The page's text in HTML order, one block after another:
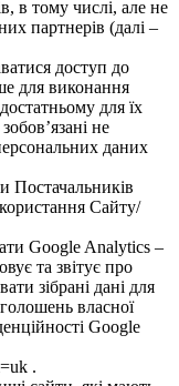
в тому числі, але не
партнерів (далі –
доступ до
для виконання
для їх
не
даних
Постачальників
Сайту/
Google Analytics –
та звітує про
зібрані дані для
власної
Google
.